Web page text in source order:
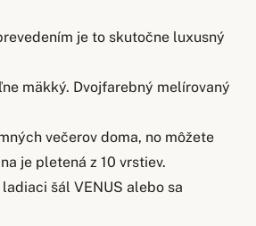
je to skutočne luxusný
mäkký. Dvojfarebný melírovaný
večerov doma, no môžete
je pletená z 10 vrstiev.
šál VENUS alebo sa